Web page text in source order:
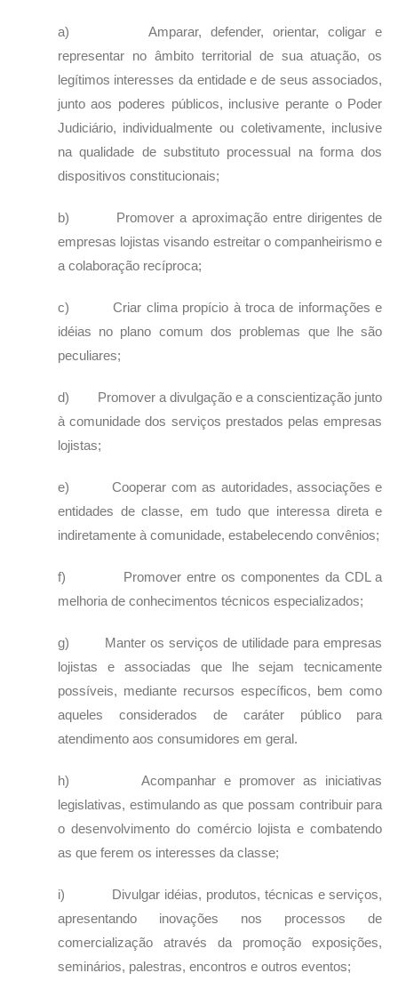
a) Amparar, defender, orientar, coligar e
representar no âmbito territorial de sua atuação, os
legítimos interesses da entidade e de seus associados,
junto aos poderes públicos, inclusive perante o Poder
Judiciário, individualmente ou coletivamente, inclusive
na qualidade de substituto processual na forma dos
dispositivos constitucionais;
b) Promover a aproximação entre dirigentes de
empresas lojistas visando estreitar o companheirismo e
a colaboração recíproca;
c) Criar clima propício à troca de informações e
idéias no plano comum dos problemas que lhe são
peculiares;
d) Promover a divulgação e a conscientização junto
à comunidade dos serviços prestados pelas empresas
lojistas;
e) Cooperar com as autoridades, associações e
entidades de classe, em tudo que interessa direta e
indiretamente à comunidade, estabelecendo convênios;
f) Promover entre os componentes da CDL a
melhoria de conhecimentos técnicos especializados;
g) Manter os serviços de utilidade para empresas
lojistas e associadas que lhe sejam tecnicamente
possíveis, mediante recursos específicos, bem como
aqueles considerados de caráter público para
atendimento aos consumidores em geral.
h) Acompanhar e promover as iniciativas
legislativas, estimulando as que possam contribuir para
o desenvolvimento do comércio lojista e combatendo
as que ferem os interesses da classe;
i) Divulgar idéias, produtos, técnicas e serviços,
apresentando inovações nos processos de
comercialização através da promoção exposições,
seminários, palestras, encontros e outros eventos;